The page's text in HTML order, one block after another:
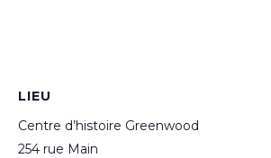
LIEU
Centre d’histoire Greenwood
254 rue Main